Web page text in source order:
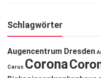
Schlagwörter
Augencentrum Dresden
Carus Corona